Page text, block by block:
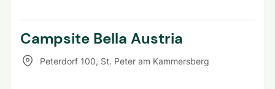
Campsite Bella Austria
Peterdorf 100, St. Peter am Kammersberg